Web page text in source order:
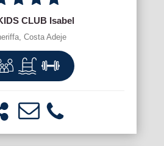
CLUB Isabel
Costa Adeje